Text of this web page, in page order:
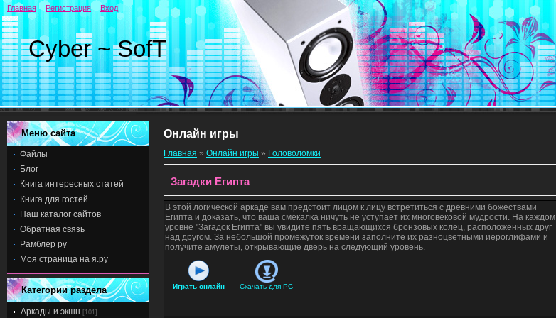
Cyber ~ SofT
Главная Регистрация Вход
Меню сайта
Файлы
Блог
Книга интересных статей
Книга для гостей
Наш каталог сайтов
Обратная связь
Рамблер ру
Моя страница на я.ру
Категории раздела
Аркады и экшн [101]
Онлайн игры
Главная » Онлайн игры » Головоломки
Загадки Египта
В этой логической аркаде вам предстоит лицом к лицу встретиться с древними божествами
Египта и доказать, что ваша смекалка ничуть не уступает их многовековой мудрости. На каждом
уровне "Загадок Египта" вы увидите пять вращающихся бронзовых колец, расположенных друг
над другом. За небольшой промежуток времени заполните их разноцветными иероглифами и
получите амулеты, открывающие дверь на следующий уровень.
Играть онлайн Скачать для PC